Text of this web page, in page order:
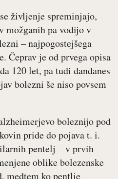
življenje spreminjajo,
možganih pa vodijo v
– najpogostejšega
Čeprav je od prvega opisa
120 let, pa tudi dandanes
bolezni še niso povsem
boleznijo pod
pride do pojava t. i.
pentelj – v prvih
oblike bolezenske
medtem ko pentlje